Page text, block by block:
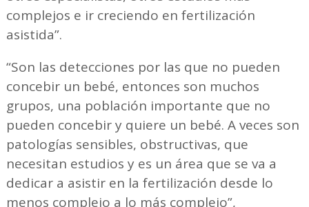
complejos e ir creciendo en fertilización
asistida”.
“Son las detecciones por las que no pueden
concebir un bebé, entonces son muchos
grupos, una población importante que no
pueden concebir y quiere un bebé. A veces son
patologías sensibles, obstructivas, que
necesitan estudios y es un área que se va a
dedicar a asistir en la fertilización desde lo
menos complejo a lo más complejo”,